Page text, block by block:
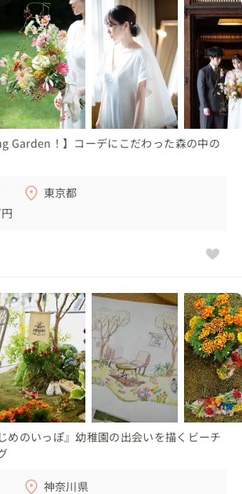
Garden！】コーデにこだわった森の中の
東京都
めのいっぽ』幼稚園の出会いを描くビーチ
神奈川県